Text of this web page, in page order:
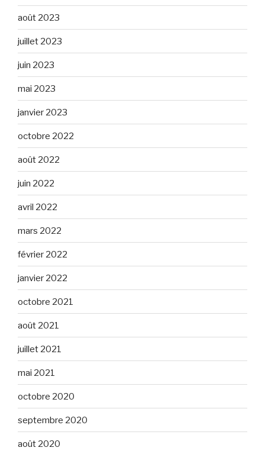
août 2023
juillet 2023
juin 2023
mai 2023
janvier 2023
octobre 2022
août 2022
juin 2022
avril 2022
mars 2022
février 2022
janvier 2022
octobre 2021
août 2021
juillet 2021
mai 2021
octobre 2020
septembre 2020
août 2020